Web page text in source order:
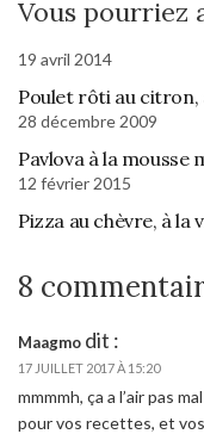
Vous pourriez
19 avril 2014
Poulet rôti au citron,
28 décembre 2009
Pavlova à la
12 février 2015
Pizza au chèvre, à
8
Maagmo dit :
17 JUILLET 2017 À 15:20
mmmmh, ça a l’air pas
pour vos recettes, et